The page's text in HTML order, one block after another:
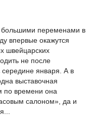
большими переменами в
впервые окажутся
швейцарских
не после
января. А в
выставочная
по времени она
салоном», да и